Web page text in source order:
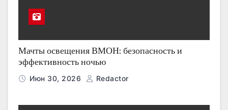
Мачты освещения ВМОН: безопасность и
эффективность ночью
Июн 30, 2026 Redactor